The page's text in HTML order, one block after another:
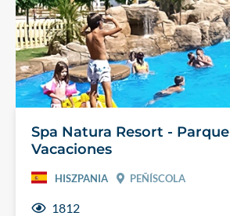
Spa Natura Resort -
Vacaciones
HISZPANIA PEÑÍSCOLA
1812